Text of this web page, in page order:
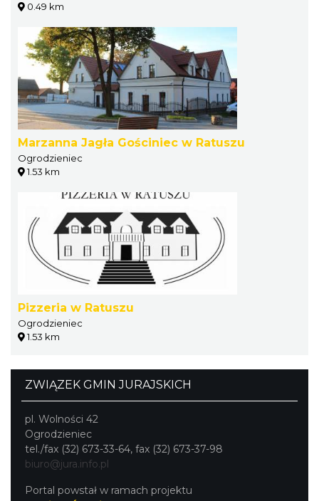
0.49 km
Marzanna Jagła Gościniec w Ratuszu
Ogrodzieniec
1.53 km
Pizzeria w Ratuszu
Ogrodzieniec
1.53 km
ZWIĄZEK GMIN JURAJSKICH
pl. Wolności 42
Ogrodzieniec
tel./fax (32) 673-33-64, fax (32) 673-37-98
biuro@jura.info.pl
Portal powstał w ramach projektu